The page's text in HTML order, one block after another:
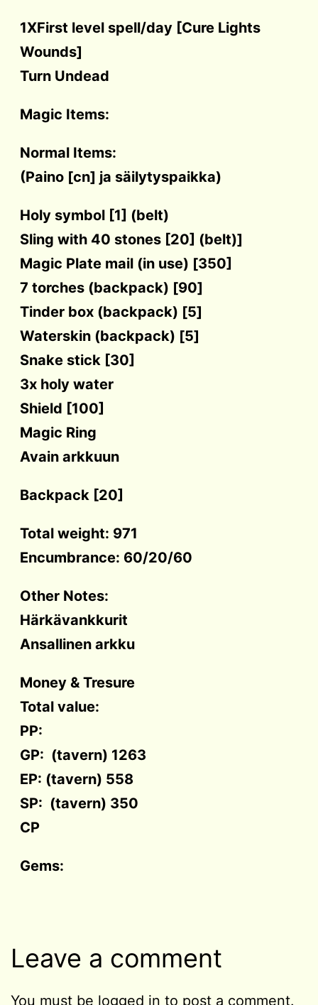
1XFirst level spell/day [Cure Lights
Wounds]
Turn Undead
Magic Items:
Normal Items:
(Paino [cn] ja säilytyspaikka)
Holy symbol [1] (belt)
Sling with 40 stones [20] (belt)]
Magic Plate mail (in use) [350]
7 torches (backpack) [90]
Tinder box (backpack) [5]
Waterskin (backpack) [5]
Snake stick [30]
3x holy water
Shield [100]
Magic Ring
Avain arkkuun
Backpack [20]
Total weight: 971
Encumbrance: 60/20/60
Other Notes:
Härkävankkurit
Ansallinen arkku
Money & Tresure
Total value:
PP:
GP: (tavern) 1263
EP: (tavern) 558
SP: (tavern) 350
CP
Gems:
Leave a comment
You must be logged in to post a comment.